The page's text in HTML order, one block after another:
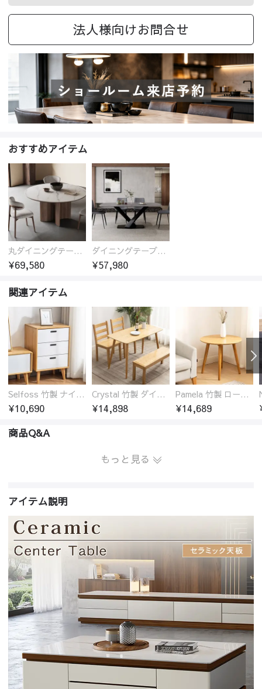
法人様向けお問合せ
おすすめアイテム
丸ダイニングテーブル セラミック天板 耐熱 キズに強い 丸型 北欧 無垢材 円卓 円型
¥69,580
ダイニングテーブル おしゃれ セラミック天板 大理石柄 食卓 4人用 4人 6人 140cm 160cm 180cm 耐久性 耐熱 食事テーブル
¥57,980
関連アイテム
Selfoss 竹製 ナイトテーブル
¥10,690
Crystal 竹製 ダイニングテーブル
¥14,898
Pamela 竹製 ローテーブル 円卓 18サイズ
¥14,689
商品Q&A
もっと見る
アイテム説明